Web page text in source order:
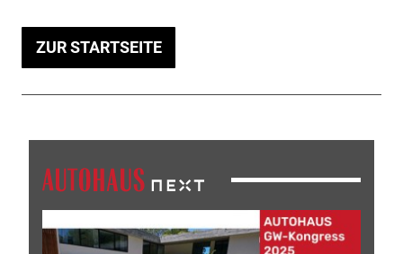
ZUR STARTSEITE